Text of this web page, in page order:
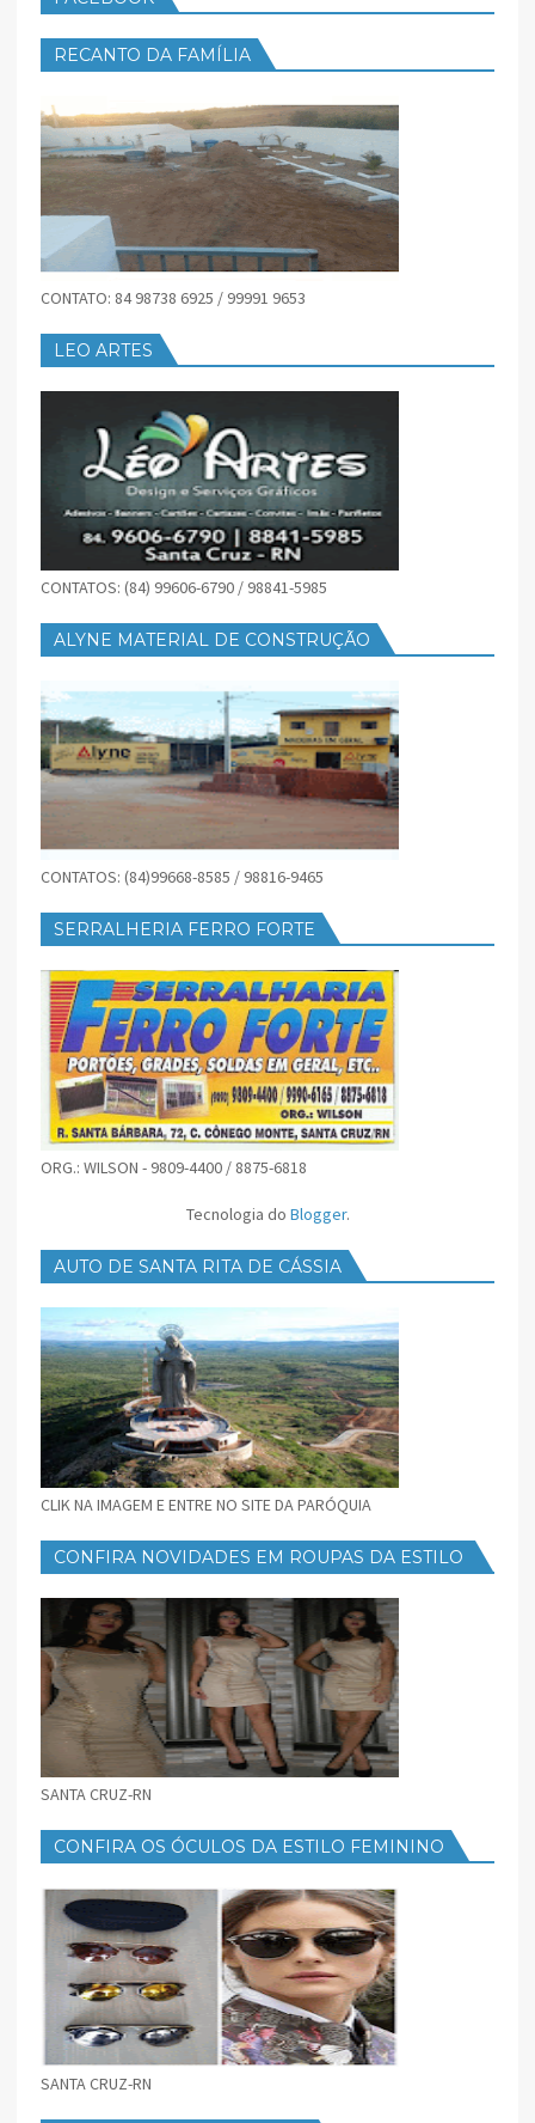
RECANTO DA FAMÍLIA
CONTATO: 84 98738 6925 / 99991 9653
LEO ARTES
CONTATOS: (84) 99606-6790 / 98841-5985
ALYNE MATERIAL DE CONSTRUÇÃO
CONTATOS: (84)99668-8585 / 98816-9465
SERRALHERIA FERRO FORTE
ORG.: WILSON - 9809-4400 / 8875-6818
Tecnologia do Blogger.
AUTO DE SANTA RITA DE CÁSSIA
CLIK NA IMAGEM E ENTRE NO SITE DA PARÓQUIA
CONFIRA NOVIDADES EM ROUPAS DA ESTILO
SANTA CRUZ-RN
CONFIRA OS ÓCULOS DA ESTILO FEMININO
SANTA CRUZ-RN